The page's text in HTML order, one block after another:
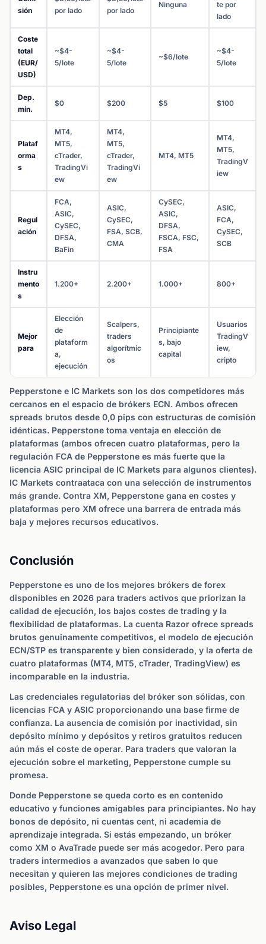
sión
por lado
por lado
Ninguna
te por
lado
Coste
total
(EUR/
USD)
~$4-
5/lote
~$4-
5/lote
~$6/lote
~$4-
5/lote
Dep.
mín.
$0 $200 $5 $100
Plataf
orma
s
MT4,
MT5,
cTrader,
TradingVi
ew
MT4,
MT5,
cTrader,
TradingVi
ew
MT4, MT5
MT4,
MT5,
TradingV
iew
Regul
ación
FCA,
ASIC,
CySEC,
DFSA,
BaFin
ASIC,
CySEC,
FSA, SCB,
CMA
CySEC,
ASIC,
DFSA,
FSCA, FSC,
FSA
ASIC,
FCA,
CySEC,
SCB
Instru
mento
s
1.200+ 2.200+ 1.000+ 800+
Mejor
para
Elección
de
plataform
a,
ejecución
Scalpers,
traders
algorítmic
os
Principiante
s, bajo
capital
Usuarios
TradingV
iew,
cripto
Pepperstone e IC Markets son los dos competidores más
cercanos en el espacio de brókers ECN. Ambos ofrecen
spreads brutos desde 0,0 pips con estructuras de comisión
idénticas. Pepperstone toma ventaja en elección de
plataformas (ambos ofrecen cuatro plataformas, pero la
regulación FCA de Pepperstone es más fuerte que la
licencia ASIC principal de IC Markets para algunos clientes).
IC Markets contraataca con una selección de instrumentos
más grande. Contra XM, Pepperstone gana en costes y
plataformas pero XM ofrece una barrera de entrada más
baja y mejores recursos educativos.
Conclusión
Pepperstone es uno de los mejores brókers de forex
disponibles en 2026 para traders activos que priorizan la
calidad de ejecución, los bajos costes de trading y la
flexibilidad de plataformas. La cuenta Razor ofrece spreads
brutos genuinamente competitivos, el modelo de ejecución
ECN/STP es transparente y bien considerado, y la oferta de
cuatro plataformas (MT4, MT5, cTrader, TradingView) es
incomparable en la industria.
Las credenciales regulatorias del bróker son sólidas, con
licencias FCA y ASIC proporcionando una base firme de
confianza. La ausencia de comisión por inactividad, sin
depósito mínimo y depósitos y retiros gratuitos reducen
aún más el coste de operar. Para traders que valoran la
ejecución sobre el marketing, Pepperstone cumple su
promesa.
Donde Pepperstone se queda corto es en contenido
educativo y funciones amigables para principiantes. No hay
bonos de depósito, ni cuentas cent, ni academia de
aprendizaje integrada. Si estás empezando, un bróker
como XM o AvaTrade puede ser más acogedor. Pero para
traders intermedios a avanzados que saben lo que
necesitan y quieren las mejores condiciones de trading
posibles, Pepperstone es una opción de primer nivel.
Aviso Legal